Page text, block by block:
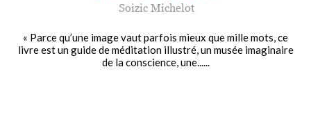
Soizic Michelot
« Parce qu’une image vaut parfois mieux que mille mots, ce
livre est un guide de méditation illustré, un musée imaginaire
de la conscience, une......